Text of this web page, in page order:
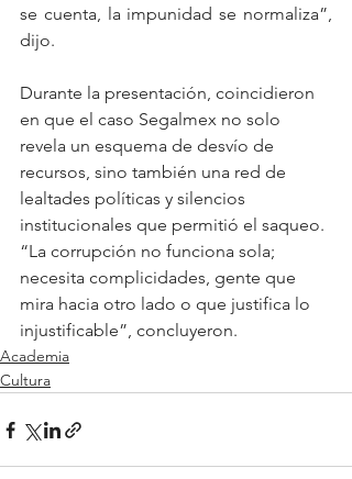
se cuenta, la impunidad se normaliza”,
dijo.
Durante la presentación, coincidieron
en que el caso Segalmex no solo
revela un esquema de desvío de
recursos, sino también una red de
lealtades políticas y silencios
institucionales que permitió el saqueo.
“La corrupción no funciona sola;
necesita complicidades, gente que
mira hacia otro lado o que justifica lo
injustificable”, concluyeron.
Academia
Cultura